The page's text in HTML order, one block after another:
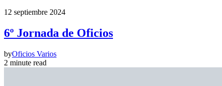
12 septiembre 2024
6º Jornada de Oficios
byOficios Varios
2 minute read